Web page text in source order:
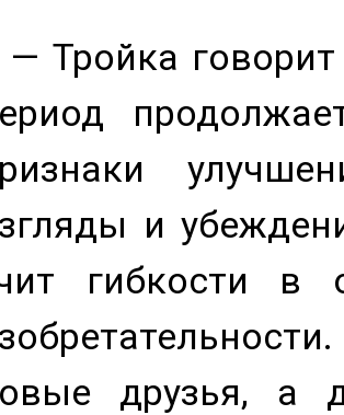
— Тройка
и
гибкости в
друзья, а